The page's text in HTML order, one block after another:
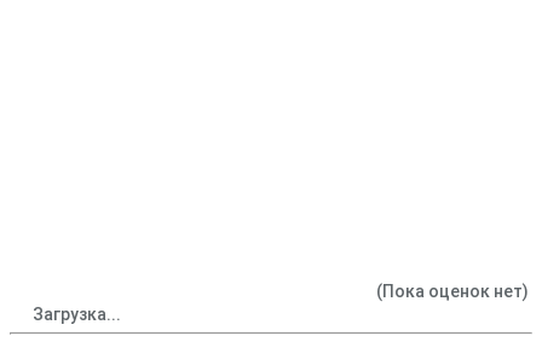
(Пока оценок нет)
Загрузка...